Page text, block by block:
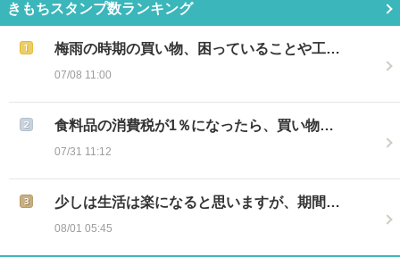
きもちスタンプ数ランキング
梅雨の時期の買い物、困っていることや工…
07/08 11:00
食料品の消費税が1％になったら、買い物…
07/31 11:12
少しは生活は楽になると思いますが、期間…
08/01 05:45